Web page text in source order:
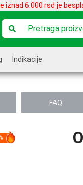
iznad 6.000 rsd je
Indikacije
FAQ